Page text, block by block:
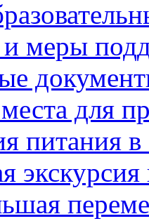
меры
для
питания в